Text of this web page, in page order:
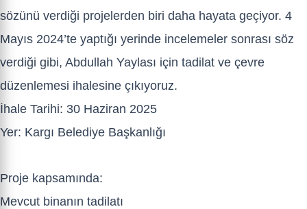
sözünü verdiği projelerden biri daha hayata geçiyor. 4
Mayıs 2024’te yaptığı yerinde incelemeler sonrası söz
verdiği gibi, Abdullah Yaylası için tadilat ve çevre
düzenlemesi ihalesine çıkıyoruz.
İhale Tarihi: 30 Haziran 2025
Yer: Kargı Belediye Başkanlığı
Proje kapsamında:
Mevcut binanın tadilatı